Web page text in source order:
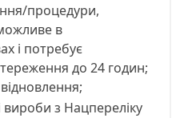
процедури,
в
і потребує
до 24 годин;
вироби з Нацпереліку